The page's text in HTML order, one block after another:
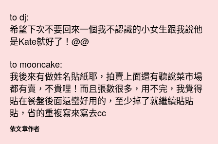
to dj:
希望下次不要回來一個我不認識的小女生跟我說他
是Kate就好了！@@
to mooncake:
我後來有做姓名貼紙耶，拍賣上面還有聽說菜市場
都有賣，不貴哩！而且張數很多，用不完，我覺得
貼在餐盤後面還蠻好用的，至少掉了就繼續貼貼
貼，省的重複寫來寫去cc
依文章作者